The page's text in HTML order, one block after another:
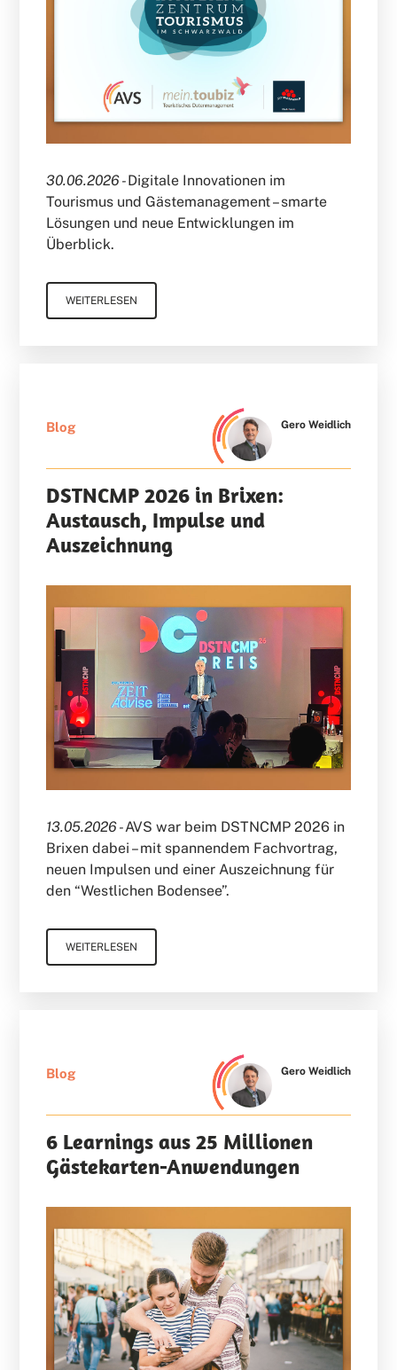
30.06.2026 -Digitale Innovationen im
Tourismus und Gästemanagement – smarte
Lösungen und neue Entwicklungen im
Überblick.
WEITERLESEN
Blog Gero Weidlich
DSTNCMP 2026 in Brixen:
Austausch, Impulse und
Auszeichnung
13.05.2026 -AVS war beim DSTNCMP 2026 in
Brixen dabei – mit spannendem Fachvortrag,
neuen Impulsen und einer Auszeichnung für
den “Westlichen Bodensee”.
WEITERLESEN
Blog Gero Weidlich
6 Learnings aus 25 Millionen
Gästekarten-Anwendungen